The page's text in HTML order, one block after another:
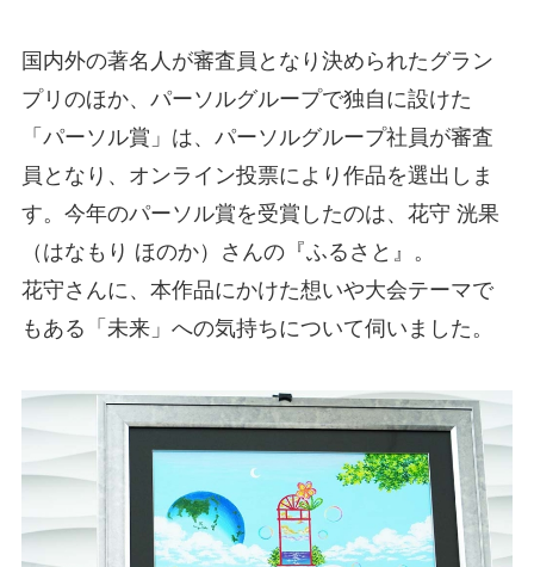
国内外の著名人が審査員となり決められたグラン
プリのほか、パーソルグループで独自に設けた
「パーソル賞」は、パーソルグループ社員が審査
員となり、オンライン投票により作品を選出しま
す。今年のパーソル賞を受賞したのは、花守 洸果
（はなもり ほのか）さんの『ふるさと』。
花守さんに、本作品にかけた想いや大会テーマで
もある「未来」への気持ちについて伺いました。